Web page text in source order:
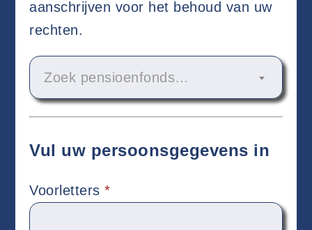
aanschrijven voor het behoud van uw
rechten.
Zoek pensioenfonds…
Vul uw persoonsgegevens in
Voorletters*